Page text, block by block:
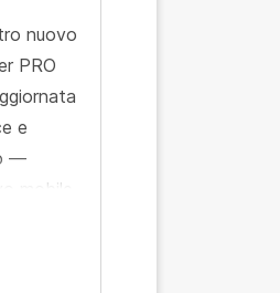
nuovo
PRO
e
—
mobile.